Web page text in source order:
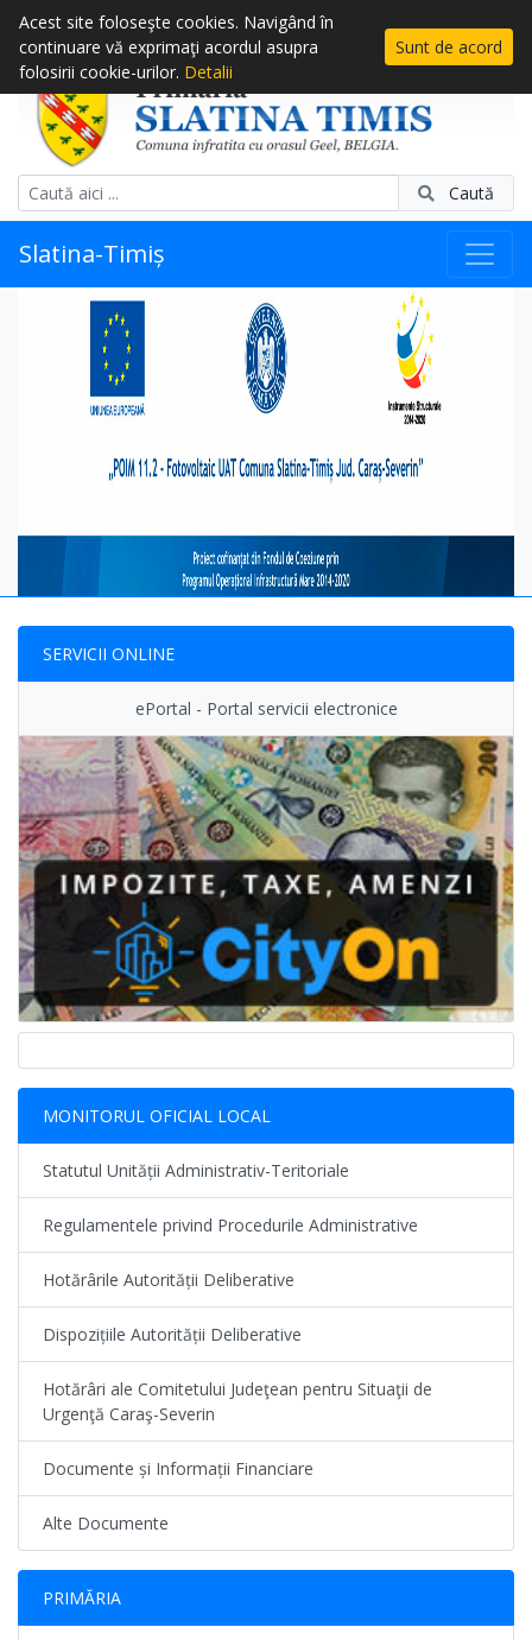
Caută
Slatina-Timiș
SERVICII ONLINE
ePortal - Portal servicii electronice
MONITORUL OFICIAL LOCAL
Statutul Unității Administrativ-Teritoriale
Regulamentele privind Procedurile Administrative
Hotărârile Autorității Deliberative
Dispozițiile Autorității Deliberative
Hotărâri ale Comitetului Judeţean pentru Situaţii de
Urgenţă Caraş-Severin
Documente și Informații Financiare
Alte Documente
PRIMĂRIA
Acest site foloseşte cookies. Navigând în
continuare vă exprimaţi acordul asupra
folosirii cookie-urilor. Detalii
Sunt de acord